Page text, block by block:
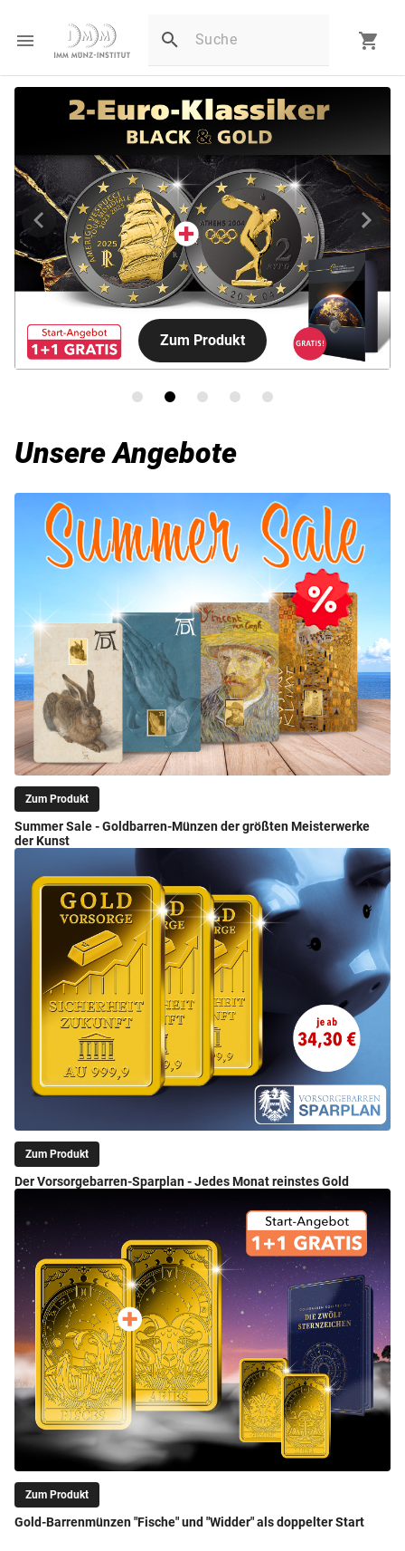
Zum Produkt
Unsere Angebote
Zum Produkt
Summer Sale - Goldbarren-Münzen der größten Meisterwerke
der Kunst
Zum Produkt
Der Vorsorgebarren-Sparplan - Jedes Monat reinstes Gold
Zum Produkt
Gold-Barrenmünzen "Fische" und "Widder" als doppelter Start